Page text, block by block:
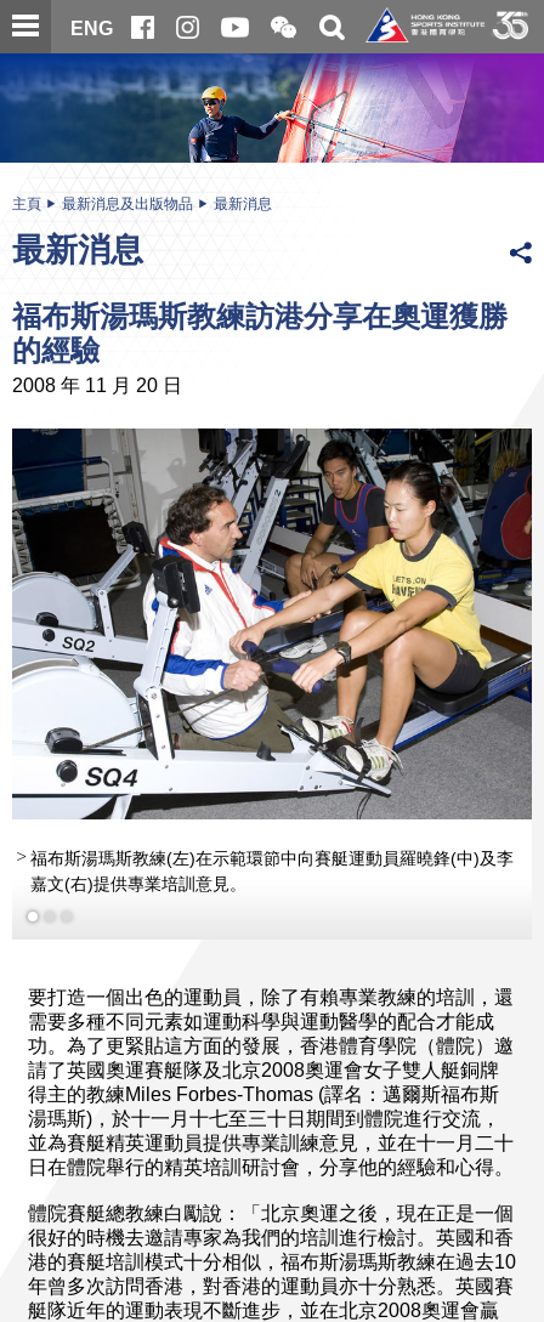
跳
至
內
ENG
開
合
微
信
二
維
碼
關
搜
尋
内
主頁 最新消息及出版物品 最新消息
最新消息
福布斯湯瑪斯教練訪港分享在奧運獲勝
的經驗
2008 年 11 月 20 日
福布斯湯瑪斯教練(左)在示範環節中向賽艇運動員羅曉鋒(中)及李
嘉文(右)提供專業培訓意見。
要打造一個出色的運動員，除了有賴專業教練的培訓，還
需要多種不同元素如運動科學與運動醫學的配合才能成
功。為了更緊貼這方面的發展，香港體育學院（體院）邀
請了英國奧運賽艇隊及北京2008奧運會女子雙人艇銅牌
得主的教練Miles Forbes-Thomas (譯名：邁爾斯福布斯
湯瑪斯)，於十一月十七至三十日期間到體院進行交流，
並為賽艇精英運動員提供專業訓練意見，並在十一月二十
日在體院舉行的精英培訓研討會，分享他的經驗和心得。
體院賽艇總教練白勵說：「北京奧運之後，現在正是一個
很好的時機去邀請專家為我們的培訓進行檢討。英國和香
港的賽艇培訓模式十分相似，福布斯湯瑪斯教練在過去10
年曾多次訪問香港，對香港的運動員亦十分熟悉。英國賽
艇隊近年的運動表現不斷進步，並在北京2008奧運會贏